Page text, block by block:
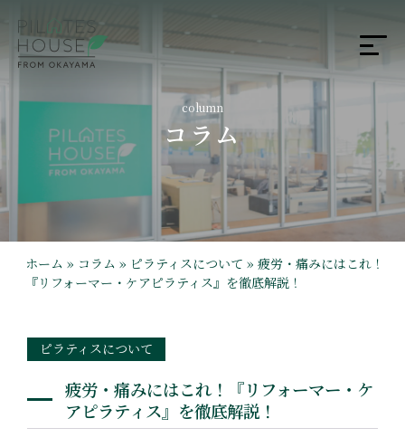
column
コラム
ホーム » コラム » ピラティスについて » 疲労・痛みにはこれ！
『リフォーマー・ケアピラティス』を徹底解説！
ピラティスについて
疲労・痛みにはこれ！『リフォーマー・ケ
アピラティス』を徹底解説！